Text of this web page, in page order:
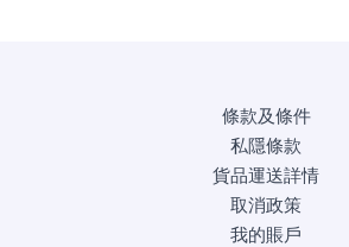
條款及條件
私隱條款
貨品運送詳情
取消政策
我的賬戶